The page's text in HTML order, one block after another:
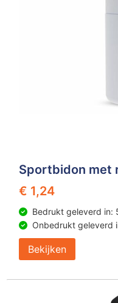
Sportbidon met
€ 1,24
Bedrukt geleverd in:
Onbedrukt geleverd
Bekijken